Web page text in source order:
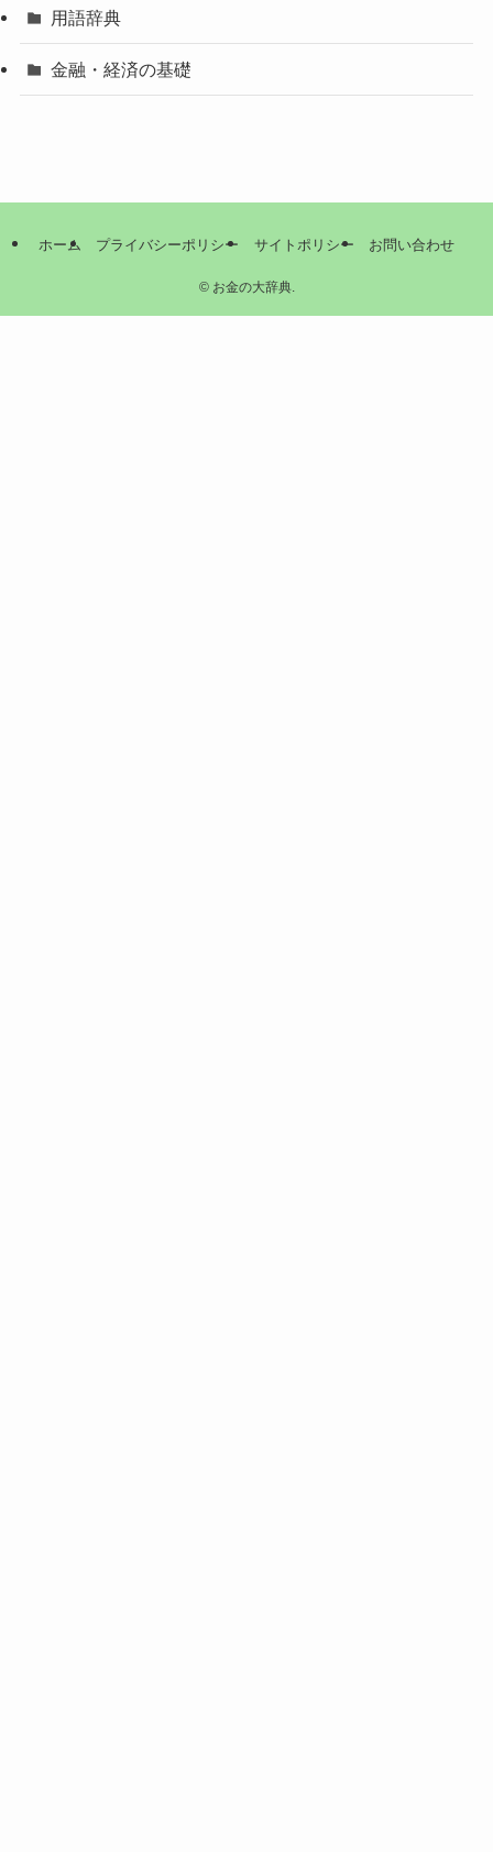
用語辞典
金融・経済の基礎
ホーム プライバシーポリシー サイトポリシー お問い合わせ
©お金の大辞典.